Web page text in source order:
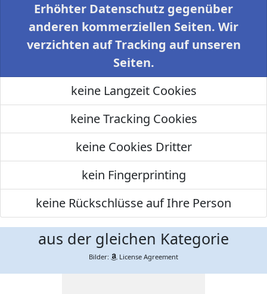
Erhöhter Datenschutz gegenüber
anderen kommerziellen Seiten. Wir
verzichten auf Tracking auf unseren
Seiten.
keine Langzeit Cookies
keine Tracking Cookies
keine Cookies Dritter
kein Fingerprinting
keine Rückschlüsse auf Ihre Person
aus der gleichen Kategorie
Bilder: License Agreement